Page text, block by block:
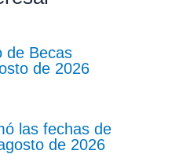
de Becas
de 2026
las fechas de
de 2026